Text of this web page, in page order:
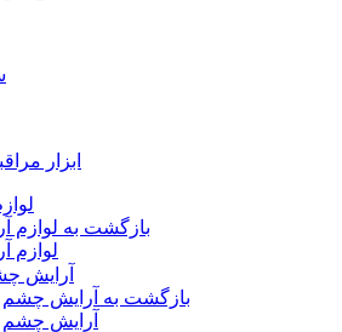
ابزار
بازگشت به لوازم
لوازم
آرایش
بازگشت به آرایش چشم
آرایش چشم